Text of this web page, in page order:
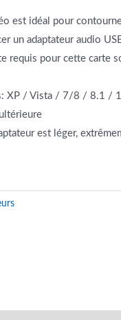
est idéal pour
un adaptateur audio
requis pour cette carte
XP / Vista / 7/8 / 8.1 /
est léger,